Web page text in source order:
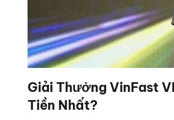
Giải Thưởng VinFast
Tiền Nhất?